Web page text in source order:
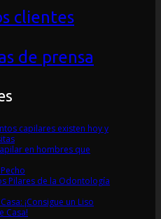
clientes
de prensa
capilares existen hoy y
en hombres que
Pilares de la Odontología
¡Consigue un Liso
Casa!